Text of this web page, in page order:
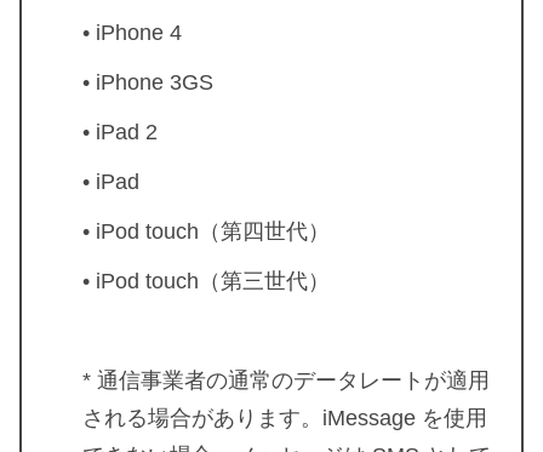
• iPhone 4
• iPhone 3GS
• iPad 2
• iPad
• iPod touch（第四世代）
• iPod touch（第三世代）
* 通信事業者の通常のデータレートが適用
される場合があります。iMessage を使用